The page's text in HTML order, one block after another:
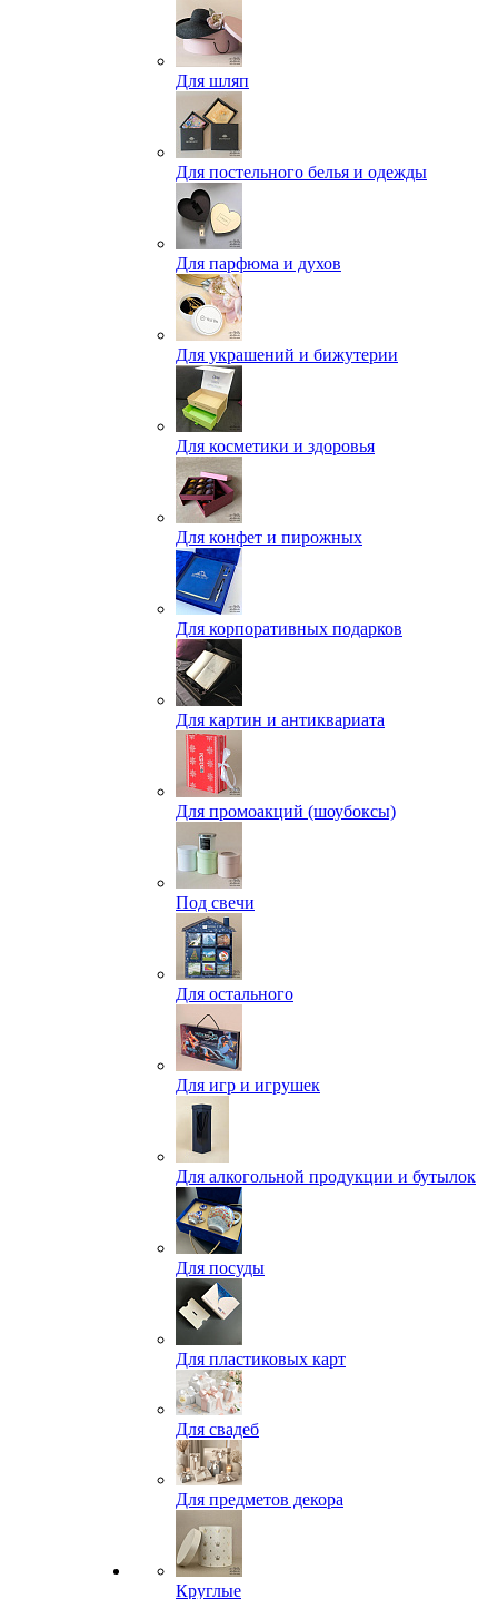
Для шляп
Для постельного белья и одежды
Для парфюма и духов
Для украшений и бижутерии
Для косметики и здоровья
Для конфет и пирожных
Для корпоративных подарков
Для картин и антиквариата
Для промоакций (шоубоксы)
Под свечи
Для остального
Для игр и игрушек
Для алкогольной продукции и бутылок
Для посуды
Для пластиковых карт
Для свадеб
Для предметов декора
Круглые